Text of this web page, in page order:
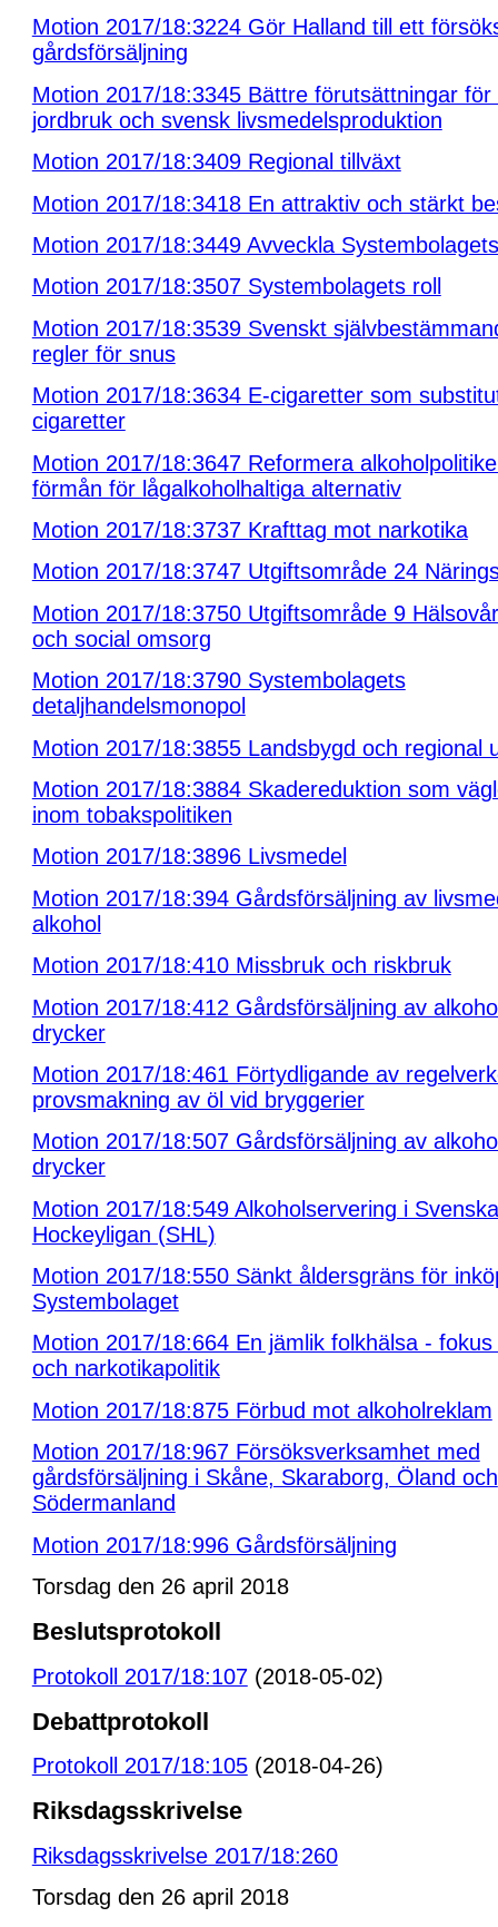
Motion 2017/18:3224 Gör Halland till ett
gårdsförsäljning
Motion 2017/18:3345 Bättre förutsättningar för
jordbruk och svensk livsmedelsproduktion
Motion 2017/18:3409 Regional tillväxt
Motion 2017/18:3418 En attraktiv och stärkt
Motion 2017/18:3449 Avveckla
Motion 2017/18:3507 Systembolagets roll
Motion 2017/18:3539 Svenskt
regler för snus
Motion 2017/18:3634 E-cigaretter som
cigaretter
Motion 2017/18:3647 Reformera
förmån för lågalkoholhaltiga alternativ
Motion 2017/18:3737 Krafttag mot narkotika
Motion 2017/18:3747 Utgiftsområde 24
Motion 2017/18:3750 Utgiftsområde 9
och social omsorg
Motion 2017/18:3790 Systembolagets
detaljhandelsmonopol
Motion 2017/18:3855 Landsbygd och regional
Motion 2017/18:3884 Skadereduktion som
inom tobakspolitiken
Motion 2017/18:3896 Livsmedel
Motion 2017/18:394 Gårdsförsäljning av
alkohol
Motion 2017/18:410 Missbruk och riskbruk
Motion 2017/18:412 Gårdsförsäljning av
drycker
Motion 2017/18:461 Förtydligande av
provsmakning av öl vid bryggerier
Motion 2017/18:507 Gårdsförsäljning av
drycker
Motion 2017/18:549 Alkoholservering i Svenska
Hockeyligan (SHL)
Motion 2017/18:550 Sänkt åldersgräns för
Systembolaget
Motion 2017/18:664 En jämlik folkhälsa -
och narkotikapolitik
Motion 2017/18:875 Förbud mot alkoholreklam
Motion 2017/18:967 Försöksverksamhet med
gårdsförsäljning i Skåne, Skaraborg, Öland och
Södermanland
Motion 2017/18:996 Gårdsförsäljning
Torsdag den 26 april 2018
Beslutsprotokoll
Protokoll 2017/18:107(2018-05-02)
Debattprotokoll
Protokoll 2017/18:105(2018-04-26)
Riksdagsskrivelse
Riksdagsskrivelse 2017/18:260
Torsdag den 26 april 2018